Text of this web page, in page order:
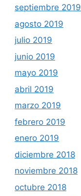
septiembre 2019
agosto 2019
julio 2019
junio 2019
mayo 2019
abril 2019
marzo 2019
febrero 2019
enero 2019
diciembre 2018
noviembre 2018
octubre 2018